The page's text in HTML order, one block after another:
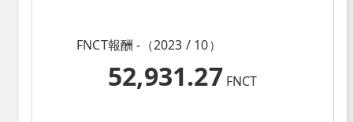
FNCT報酬 -（2023 / 10）
52,931.27 FNCT